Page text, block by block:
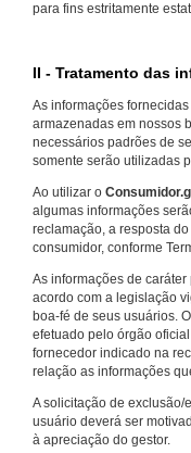
para fins estritamente
II - Tratamento das
As informações
armazenadas em nossos
necessários padrões de
somente serão utilizadas
Ao utilizar o
algumas informações
reclamação, a resposta
consumidor, conforme
As informações de
acordo com a legislação
boa-fé de seus usuários.
efetuado pelo órgão
fornecedor indicado na
relação as informações
A solicitação de
usuário deverá ser
à apreciação do gestor.